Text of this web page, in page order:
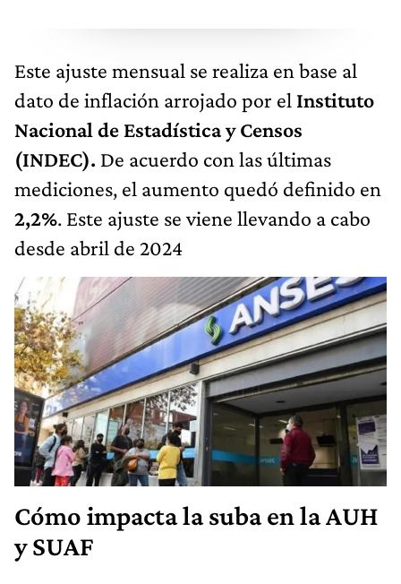
Este ajuste mensual se realiza en base al
dato de inflación arrojado por el Instituto
Nacional de Estadística y Censos
(INDEC). De acuerdo con las últimas
mediciones, el aumento quedó definido en
2,2%. Este ajuste se viene llevando a cabo
desde abril de 2024
Cómo impacta la suba en la AUH
y SUAF